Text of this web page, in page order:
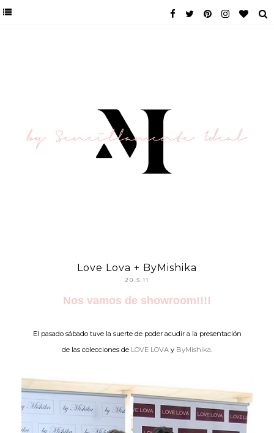
Love Lova + ByMishika
20.5.11
Nos vamos de showroom!!!!
El pasado sábado tuve la suerte de poder acudir a la presentación
de las colecciones de LOVE LOVA y ByMishika.